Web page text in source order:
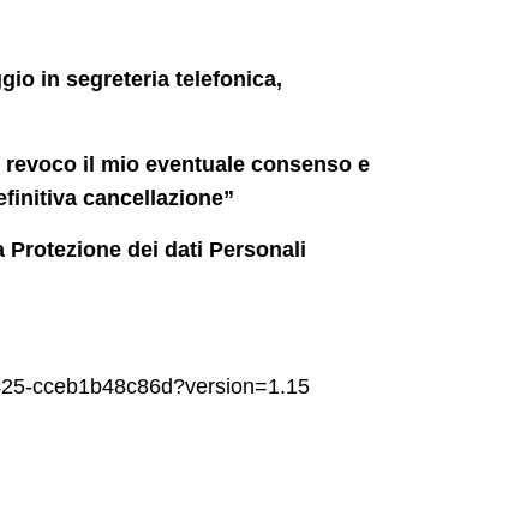
in segreteria telefonica,
il mio eventuale consenso e
cancellazione”
dei dati Personali
cceb1b48c86d?version=1.15